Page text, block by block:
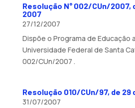
Resolução N° 002/CUn/2007,
2007
27/12/2007
Dispõe o Programa de Educação
Universidade Federal de Santa
002/CUn/2007 .
Resolução 010/CUn/97, de 29
31/07/2007